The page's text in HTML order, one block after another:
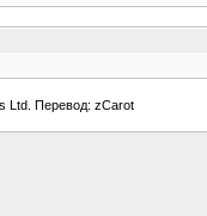
Ltd. Перевод: zCarot